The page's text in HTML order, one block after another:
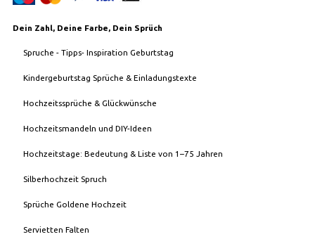
Dein Zahl, Deine Farbe, Dein Sprüch
Spruche - Tipps- Inspiration Geburtstag
Kindergeburtstag Sprüche & Einladungstexte
Hochzeitssprüche & Glückwünsche
Hochzeitsmandeln und DIY-Ideen
Hochzeitstage: Bedeutung & Liste von 1–75 Jahren
Silberhochzeit Spruch
Sprüche Goldene Hochzeit
Servietten Falten